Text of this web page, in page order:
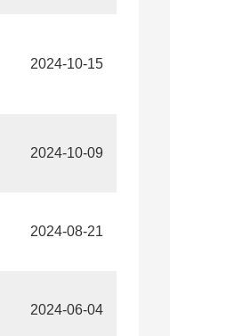
2024-10-15
2024-10-09
2024-08-21
2024-06-04